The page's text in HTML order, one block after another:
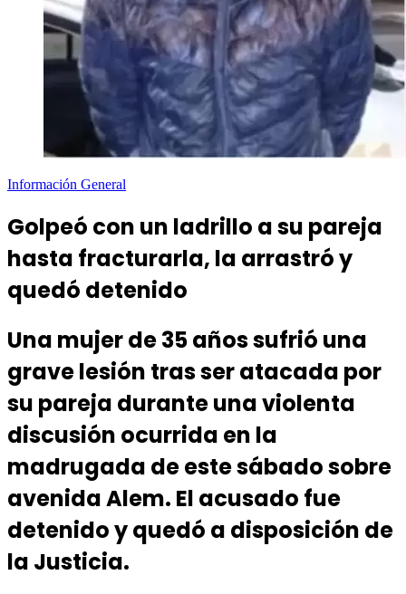
Información General
Golpeó con un ladrillo a su pareja
hasta fracturarla, la arrastró y
quedó detenido
Una mujer de 35 años sufrió una
grave lesión tras ser atacada por
su pareja durante una violenta
discusión ocurrida en la
madrugada de este sábado sobre
avenida Alem. El acusado fue
detenido y quedó a disposición de
la Justicia.